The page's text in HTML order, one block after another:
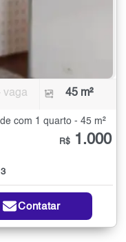
vaga 45 m²
com 1 quarto - 45 m²
R$ 1.000
Contatar